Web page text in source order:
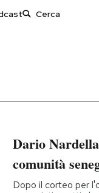
Moda
Ok Boomer!
Media
Dario
comunità
Dopo il corteo per